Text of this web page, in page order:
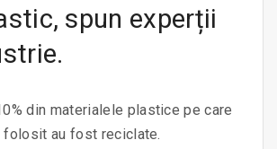
spun experții
din materialele plastice pe care
folosit au fost reciclate.